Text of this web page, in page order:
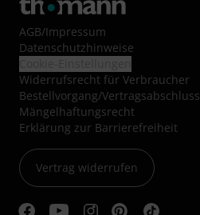
AGB/Impressum
Datenschutzhinweise
Widerrufsrecht für Verbraucher
Bestellvorgang/Vertragsabschluss
Mängelhaftungsrecht
Erklärung zur Barrierefreiheit
Vertrag widerrufen